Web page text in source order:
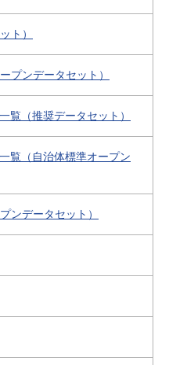
ト）
プンデータセット）
覧（推奨データセット）
覧（自治体標準オープン
ンデータセット）